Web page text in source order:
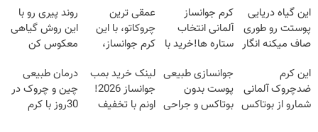
این گیاه دریایی
پوستت رو طوری
صاف میکنه انگار
شدی🔥
کرم جوانساز
آلمانی انتخاب
ستاره ها!خرید با
عمقی ترین
چروکاتو، با این
کرم جوانساز،
تخفیف سفارش
فوری)
روند پیری رو با
این روش گیاهی
معکوس کن
این کرم
ضدچروک آلمانی
شمارو از بوتاکس
جوانسازی طبیعی
پوست بدون
بوتاکس و جراحی
لینک خرید بمب
جوانساز 2026!
اونم با تخفیف
درمان طبیعی
چین و چروک در
30روز با کرم